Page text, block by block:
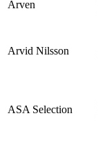
Arven
Arvid Nilsson
ASA Selection